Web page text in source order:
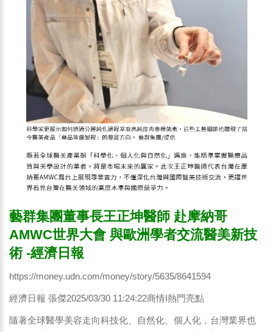
藝群集團董事長王正坤醫師 赴摩納哥
AMWC世界大會 與歐洲學者交流醫美新技
術 -經濟日報
https://money.udn.com/money/story/5635/8641594
經濟日報 張傑2025/03/30 11:24:22商情I熱門亮點
隨著全球醫學美容走向科技化、自然化、個人化，台灣業界也